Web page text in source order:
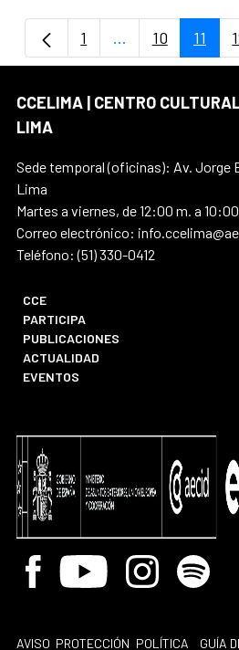
Página
1 ...PáginasPágina
10 11
CCELIMA | CENTRO
LIMA
Sede temporal (oficinas): Av. Jorge
Lima
Martes a viernes, de 12:00 m. a 10:00
Correo electrónico:
Teléfono: (51) 330-0412
CCE
PARTICIPA
PUBLICACIONES
ACTUALIDAD
EVENTOS
Facebook
Youtube InstagramSpotify
AVISO PROTECCIÓN POLÍTICA
GUÍA